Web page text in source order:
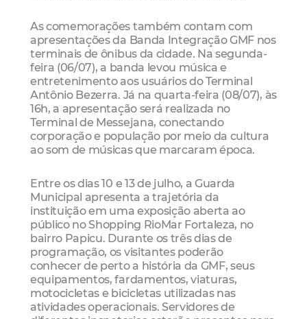
As comemorações também contam com
apresentações da Banda Integração GMF nos
terminais de ônibus da cidade. Na segunda-
feira (06/07), a banda levou música e
entretenimento aos usuários do Terminal
Antônio Bezerra. Já na quarta-feira (08/07), às
16h, a apresentação será realizada no
Terminal de Messejana, conectando
corporação e população por meio da cultura
ao som de músicas que marcaram época.
Entre os dias 10 e 13 de julho, a Guarda
Municipal apresenta a trajetória da
instituição em uma exposição aberta ao
público no Shopping RioMar Fortaleza, no
bairro Papicu. Durante os três dias de
programação, os visitantes poderão
conhecer de perto a história da GMF, seus
equipamentos, fardamentos, viaturas,
motocicletas e bicicletas utilizadas nas
atividades operacionais. Servidores de